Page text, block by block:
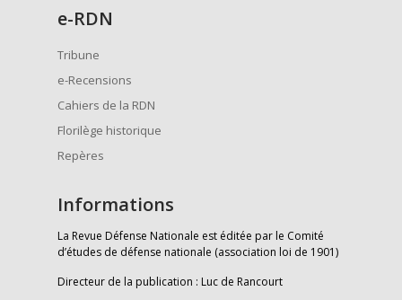
e-RDN
Tribune
e-Recensions
Cahiers de la RDN
Florilège historique
Repères
Informations
La Revue Défense Nationale est éditée par le Comité
d’études de défense nationale (association loi de 1901)
Directeur de la publication : Luc de Rancourt